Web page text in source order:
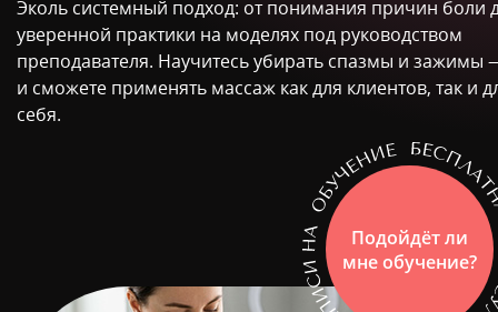
Эколь системный подход: от понимания причин боли
уверенной практики на моделях под руководством
преподавателя. Научитесь убирать спазмы и зажимы
и сможете применять массаж как для клиентов, так и
себя.
Подойдёт ли
мне обучение?